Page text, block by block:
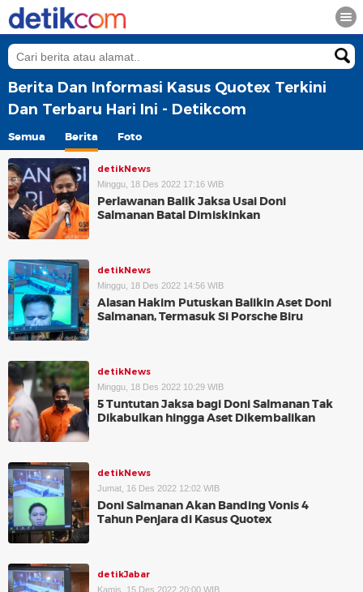
Berita Dan Informasi Kasus Quotex Terkini
Dan Terbaru Hari Ini - Detikcom
Semua Berita Foto
detikNews
Minggu, 18 Des 2022 17:16 WIB
Perlawanan Balik Jaksa Usai Doni
Salmanan Batal Dimiskinkan
detikNews
Minggu, 18 Des 2022 14:56 WIB
Alasan Hakim Putuskan Balikin Aset Doni
Salmanan, Termasuk Si Porsche Biru
detikNews
Minggu, 18 Des 2022 10:29 WIB
5 Tuntutan Jaksa bagi Doni Salmanan Tak
Dikabulkan hingga Aset Dikembalikan
detikNews
Jumat, 16 Des 2022 12:02 WIB
Doni Salmanan Akan Banding Vonis 4
Tahun Penjara di Kasus Quotex
detikJabar
Kamis, 15 Des 2022 20:00 WIB